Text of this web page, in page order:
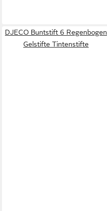
DJECO Buntstift 6 Regenbogen
Gelstifte Tintenstifte